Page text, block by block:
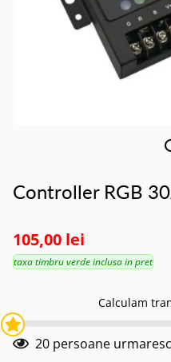
Controller RGB
105,00 lei
taxa timbru verde inclusa in pret
Calculam
20 persoane